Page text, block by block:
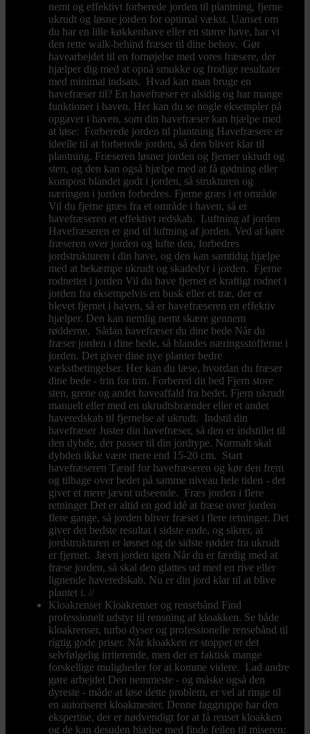
nemt og effektivt forberede jorden til plantning, fjerne
ukrudt og løsne jorden for optimal vækst. Uanset om
du har en lille køkkenhave eller en større have, har vi
den rette walk-behind fræser til dine behov. Gør
havearbejdet til en fornøjelse med vores fræsere, der
hjælper dig med at opnå smukke og frodige resultater
med minimal indsats. Hvad kan man bruge en
havefræser til? En havefræser er alsidig og har mange
funktioner i haven. Her kan du se nogle eksempler på
opgaver i haven, som din havefræser kan hjælpe med
at løse: Forberede jorden til plantning Havefræsere er
ideelle til at forberede jorden, så den bliver klar til
plantning. Fræseren løsner jorden og fjerner ukrudt og
sten, og den kan også hjælpe med at få gødning eller
kompost blandet godt i jorden, så strukturen og
næringen i jorden forbedres. Fjerne græs i et område
Vil du fjerne græs fra et område i haven, så er
havefræseren et effektivt redskab. Luftning af jorden
Havefræseren er god til luftning af jorden. Ved at køre
fræseren over jorden og lufte den, forbedres
jordstrukturen i din have, og den kan samtidig hjælpe
med at bekæmpe ukrudt og skadedyr i jorden. Fjerne
rodnettet i jorden Vil du have fjernet et kraftigt rodnet i
jorden fra eksempelvis en busk eller et træ, der er
blevet fjernet i haven, så er havefræseren en effektiv
hjælper. Den kan nemlig nemt skære gennem
rødderne. Sådan havefræser du dine bede Når du
fræser jorden i dine bede, så blandes næringsstofferne i
jorden. Det giver dine nye planter bedre
vækstbetingelser. Her kan du læse, hvordan du fræser
dine bede - trin for trin. Forbered dit bed Fjern store
sten, grene og andet haveaffald fra bedet. Fjern ukrudt
manuelt eller med en ukrudtsbrænder eller et andet
haveredskab til fjernelse af ukrudt. Indstil din
havefræser Juster din havefræser, så den er indstillet til
den dybde, der passer til din jordtype. Normalt skal
dybden ikke være mere end 15-20 cm. Start
havefræseren Tænd for havefræseren og kør den frem
og tilbage over bedet på samme niveau hele tiden - det
giver et mere jævnt udseende. Fræs jorden i flere
retninger Det er altid en god idé at fræse over jorden
flere gange, så jorden bliver fræset i flere retninger. Det
giver det bedste resultat i sidste ende, og sikrer, at
jordstrukturen er løsnet og de sidste rødder fra ukrudt
er fjernet. Jævn jorden igen Når du er færdig med at
fræse jorden, så skal den glattes ud med en rive eller
lignende haveredskab. Nu er din jord klar til at blive
plantet i. //
Kloakrenser Kloakrenser og rensebånd Find
professionelt udstyr til rensning af kloakken. Se både
kloakrenser, turbo dyser og professionelle rensebånd til
rigtig gode priser. Når kloakken er stoppet er det
selvfølgelig irriterende, men der er faktisk mange
forskellige muligheder for at komme videre. Lad andre
gøre arbejdet Den nemmeste - og måske også den
dyreste - måde at løse dette problem, er vel at ringe til
en autoriseret kloakmester. Denne faggruppe har den
ekspertise, der er nødvendigt for at få renset kloakken
og de kan desuden hjælpe med finde fejlen til miseren: